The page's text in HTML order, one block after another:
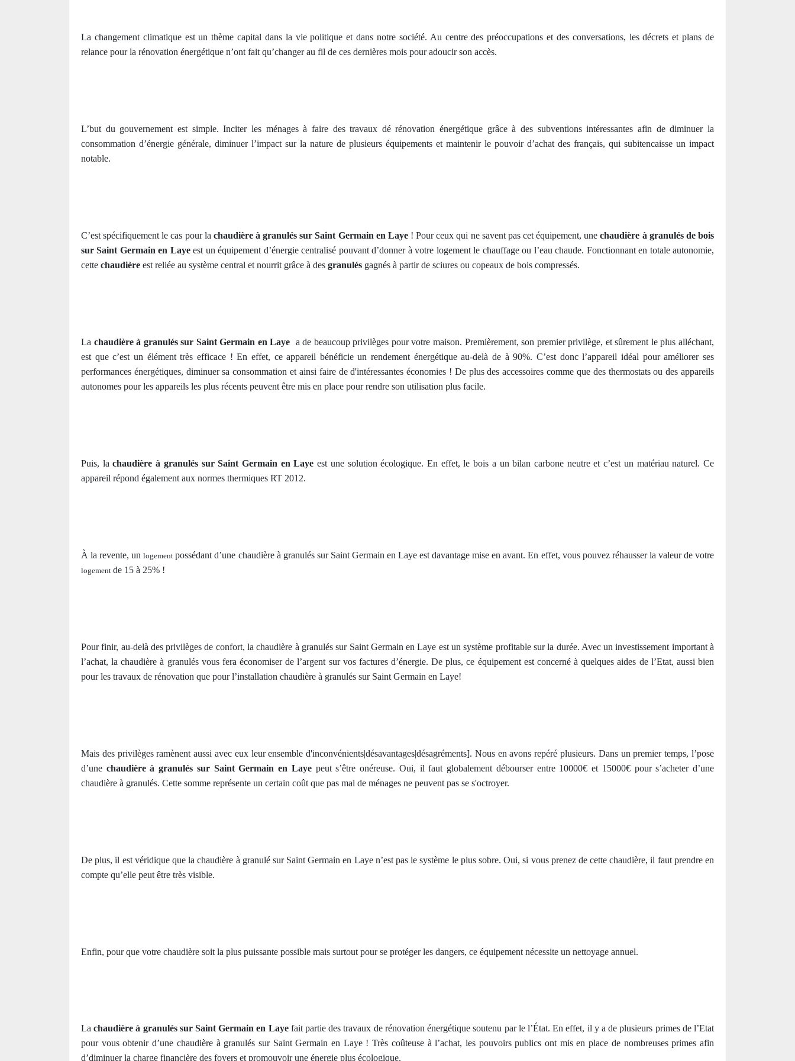
La changement climatique est un thème capital dans la vie politique et dans notre société. Au centre des préoccupations et des conversations, les décrets et plans de
relance pour la rénovation énergétique n’ont fait qu’changer au fil de ces dernières mois pour adoucir son accès.
L’but du gouvernement est simple. Inciter les ménages à faire des travaux dé rénovation énergétique grâce à des subventions intéressantes afin de diminuer la
consommation d’énergie générale, diminuer l’impact sur la nature de plusieurs équipements et maintenir le pouvoir d’achat des français, qui subitencaisse un impact
notable.
C’est spécifiquement le cas pour la chaudière à granulés sur Saint Germain en Laye! Pour ceux qui ne savent pas cet équipement, unechaudière à granulés de bois
sur Saint Germain en Layeest un équipement d’énergie centralisé pouvant d’donner à votre logement le chauffage ou l’eau chaude. Fonctionnant en totale autonomie,
cette chaudière est reliée au système central et nourrit grâce à des granulés gagnés à partir de sciures ou copeaux de bois compressés.
La chaudière à granulés sur Saint Germain en Laye a de beaucoup privilèges pour votre maison. Premièrement, son premier privilège, et sûrement le plus alléchant,
est que c’est un élément très efficace ! En effet, ce appareil bénéficie un rendement énergétique au-delà de à 90%. C’est donc l’appareil idéal pour améliorer ses
performances énergétiques, diminuer sa consommation et ainsi faire de d'intéressantes économies ! De plus des accessoires comme que des thermostats ou des appareils
autonomes pour les appareils les plus récents peuvent être mis en place pour rendre son utilisation plus facile.
Puis, lachaudière à granulés sur Saint Germain en Laye est une solution écologique. En effet, le bois a un bilan carbone neutre et c’est un matériau naturel. Ce
appareil répond également aux normes thermiques RT 2012.
À la revente, unlogementpossédant d’une chaudière à granulés sur Saint Germain en Laye est davantage mise en avant. En effet, vous pouvez réhausser la valeur de votre
logement de 15 à 25% !
Pour finir, au-delà des privilèges de confort, la chaudière à granulés sur Saint Germain en Laye est un système profitable sur la durée. Avec un investissement important à
l’achat, la chaudière à granulés vous fera économiser de l’argent sur vos factures d’énergie. De plus, ce équipement est concerné à quelques aides de l’Etat, aussi bien
pour les travaux de rénovation que pour l’installation chaudière à granulés sur Saint Germain en Laye!
Mais des privilèges ramènent aussi avec eux leur ensemble d'inconvénients|désavantages|désagréments]. Nous en avons repéré plusieurs. Dans un premier temps, l’pose
d’une chaudière à granulés sur Saint Germain en Layepeut s’être onéreuse. Oui, il faut globalement débourser entre 10000€ et 15000€ pour s’acheter d’une
chaudière à granulés. Cette somme représente un certain coût que pas mal de ménages ne peuvent pas se s'octroyer.
De plus, il est véridique que la chaudière à granulé sur Saint Germain en Laye n’est pas le système le plus sobre. Oui, si vous prenez de cette chaudière, il faut prendre en
compte qu’elle peut être très visible.
Enfin, pour que votre chaudière soit la plus puissante possible mais surtout pour se protéger les dangers, ce équipement nécessite un nettoyage annuel.
Lachaudière à granulés sur Saint Germain en Layefait partie des travaux de rénovation énergétique soutenu par le l’État. En effet, il y a de plusieurs primes de l’Etat
pour vous obtenir d’une chaudière à granulés sur Saint Germain en Laye ! Très coûteuse à l’achat, les pouvoirs publics ont mis en place de nombreuses primes afin
d’diminuer la charge financière des foyers et promouvoir une énergie plus écologique.